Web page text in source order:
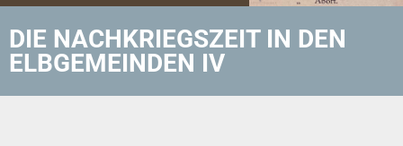
DIE NACHKRIEGSZEIT IN DEN
ELBGEMEINDEN IV